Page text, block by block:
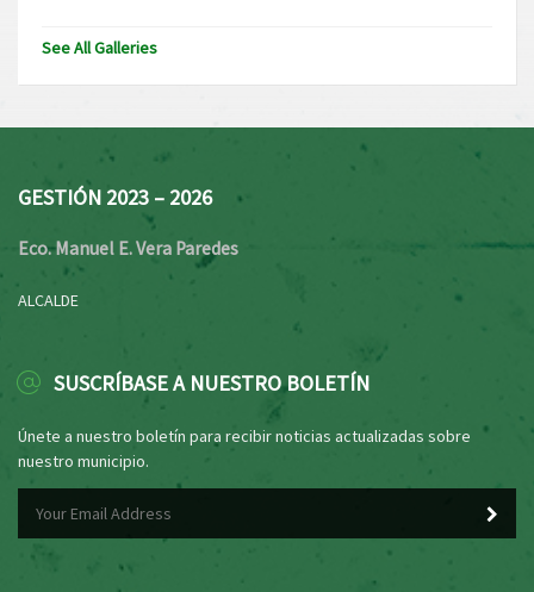
See All Galleries
GESTIÓN 2023 – 2026
Eco. Manuel E. Vera Paredes
ALCALDE
SUSCRÍBASE A NUESTRO BOLETÍN
Únete a nuestro boletín para recibir noticias actualizadas sobre
nuestro municipio.